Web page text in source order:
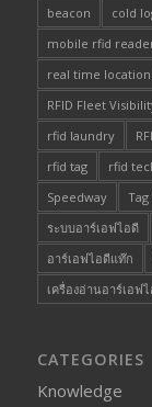
beacon
cold
mobile rfid
real time
RFID Fleet
rfid laundry
rfid tag
rfid
Speedway
ระบบอาร์เอฟไอดี
อาร์เอฟไอดีแท๊ก
เครื่องอ่านอาร์เอฟ
CATEGORIES
Knowledge